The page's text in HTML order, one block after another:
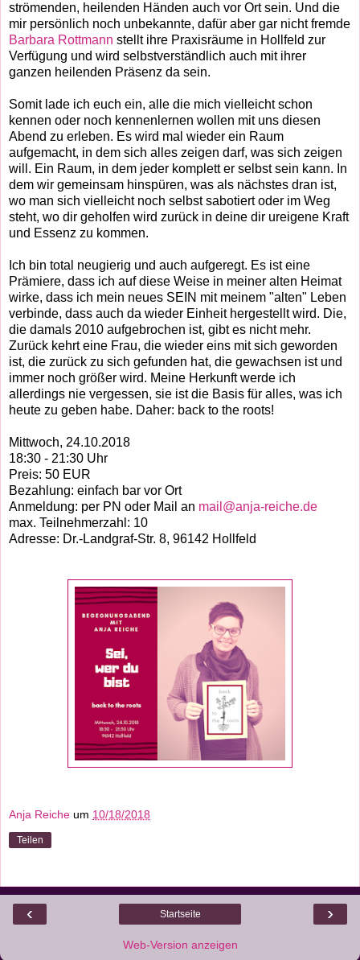
strömenden, heilenden Händen auch vor Ort sein. Und die
mir persönlich noch unbekannte, dafür aber gar nicht fremde
Barbara Rottmann stellt ihre Praxisräume in Hollfeld zur
Verfügung und wird selbstverständlich auch mit ihrer
ganzen heilenden Präsenz da sein.
Somit lade ich euch ein, alle die mich vielleicht schon
kennen oder noch kennenlernen wollen mit uns diesen
Abend zu erleben. Es wird mal wieder ein Raum
aufgemacht, in dem sich alles zeigen darf, was sich zeigen
will. Ein Raum, in dem jeder komplett er selbst sein kann. In
dem wir gemeinsam hinspüren, was als nächstes dran ist,
wo man sich vielleicht noch selbst sabotiert oder im Weg
steht, wo dir geholfen wird zurück in deine dir ureigene Kraft
und Essenz zu kommen.
Ich bin total neugierig und auch aufgeregt. Es ist eine
Prämiere, dass ich auf diese Weise in meiner alten Heimat
wirke, dass ich mein neues SEIN mit meinem "alten" Leben
verbinde, dass auch da wieder Einheit hergestellt wird. Die,
die damals 2010 aufgebrochen ist, gibt es nicht mehr.
Zurück kehrt eine Frau, die wieder eins mit sich geworden
ist, die zurück zu sich gefunden hat, die gewachsen ist und
immer noch größer wird. Meine Herkunft werde ich
allerdings nie vergessen, sie ist die Basis für alles, was ich
heute zu geben habe. Daher: back to the roots!
Mittwoch, 24.10.2018
18:30 - 21:30 Uhr
Preis: 50 EUR
Bezahlung: einfach bar vor Ort
Anmeldung: per PN oder Mail an mail@anja-reiche.de
max. Teilnehmerzahl: 10
Adresse: Dr.-Landgraf-Str. 8, 96142 Hollfeld
Anja Reiche um 10/18/2018
Teilen
‹ ›
Startseite
Web-Version anzeigen